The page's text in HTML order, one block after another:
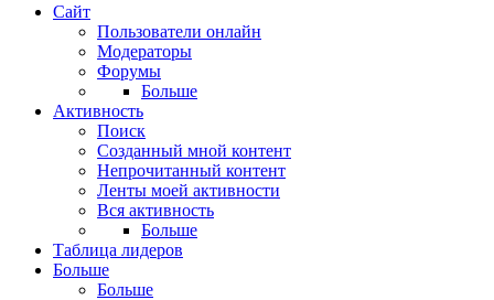
Сайт
Пользователи онлайн
Модераторы
Форумы
Больше
Активность
Поиск
Созданный мной контент
Непрочитанный контент
Ленты моей активности
Вся активность
Больше
Таблица лидеров
Больше
Больше